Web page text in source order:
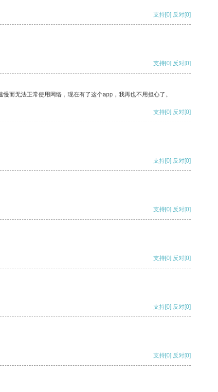
支持[0] 反对[0]
支持[0] 反对[0]
而无法正常使用网络，现在有了这个app，我再也不用担心了。
支持[0] 反对[0]
支持[0] 反对[0]
支持[0] 反对[0]
支持[0] 反对[0]
支持[0] 反对[0]
支持[0] 反对[0]